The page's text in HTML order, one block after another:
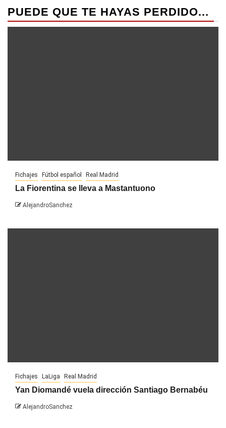
PUEDE QUE TE HAYAS PERDIDO...
Fichajes Fútbol español Real Madrid
La Fiorentina se lleva a Mastantuono
AlejandroSanchez
Fichajes LaLiga Real Madrid
Yan Diomandé vuela dirección Santiago Bernabéu
AlejandroSanchez